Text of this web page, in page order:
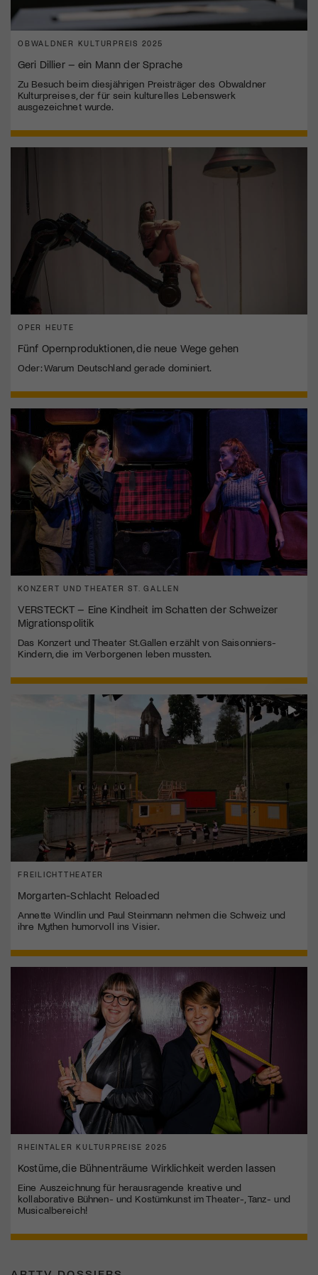
OBWALDNER KULTURPREIS 2025
Geri Dillier – ein Mann der Sprache
Zu Besuch beim diesjährigen Preisträger des Obwaldner
Kulturpreises, der für sein kulturelles Lebenswerk
ausgezeichnet wurde.
OPER HEUTE
Fünf Opernproduktionen, die neue Wege gehen
Oder: Warum Deutschland gerade dominiert.
KONZERT UND THEATER ST. GALLEN
VERSTECKT – Eine Kindheit im Schatten der Schweizer
Migrationspolitik
Das Konzert und Theater St.Gallen erzählt von Saisonniers-
Kindern, die im Verborgenen leben mussten.
FREILICHTTHEATER
Morgarten-Schlacht Reloaded
Annette Windlin und Paul Steinmann nehmen die Schweiz und
ihre Mythen humorvoll ins Visier.
RHEINTALER KULTURPREISE 2025
Kostüme, die Bühnenträume Wirklichkeit werden lassen
Eine Auszeichnung für herausragende kreative und
kollaborative Bühnen- und Kostümkunst im Theater-, Tanz- und
Musicalbereich!